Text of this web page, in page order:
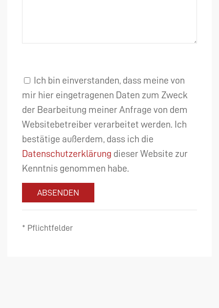
Ich bin einverstanden, dass meine von
mir hier eingetragenen Daten zum Zweck
der Bearbeitung meiner Anfrage von dem
Websitebetreiber verarbeitet werden. Ich
bestätige außerdem, dass ich die
Datenschutzerklärung dieser Website zur
Kenntnis genommen habe.
ABSENDEN
* Pflichtfelder